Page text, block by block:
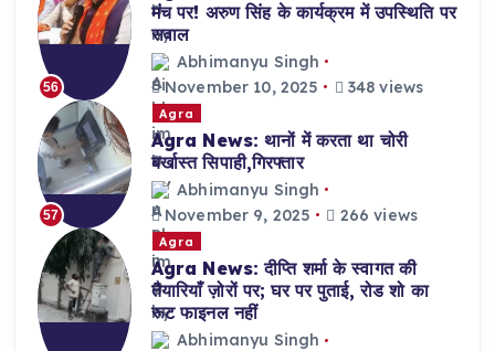
56
मंच पर! अरुण सिंह के कार्यक्रम में उपस्थिति पर
सवाल
Abhimanyu Singh
November 10, 2025
348 views
57
Agra
Agra News: थानों में करता था चोरी
बर्खास्त सिपाही,गिरफ्तार
Abhimanyu Singh
November 9, 2025
266 views
Agra
Agra News: दीप्ति शर्मा के स्वागत की
तैयारियाँ ज़ोरों पर; घर पर पुताई, रोड शो का
रूट फाइनल नहीं
Abhimanyu Singh